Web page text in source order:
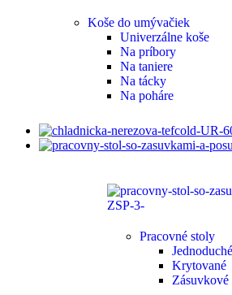
Koše do umývačiek
Univerzálne koše
Na príbory
Na taniere
Na tácky
Na poháre
Pracovné stoly
Jednoduché
Krytované
Zásuvkové